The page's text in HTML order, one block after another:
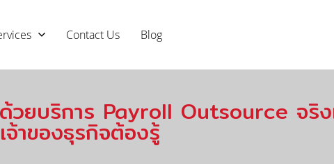
Contact Us Blog
ยบริการ Payroll Outsource จริ
เจ้าของธุรกิจต้องรู้